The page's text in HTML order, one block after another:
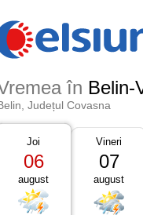
în Belin-
Județul Covasna
Joi
06
august
Vineri
07
august